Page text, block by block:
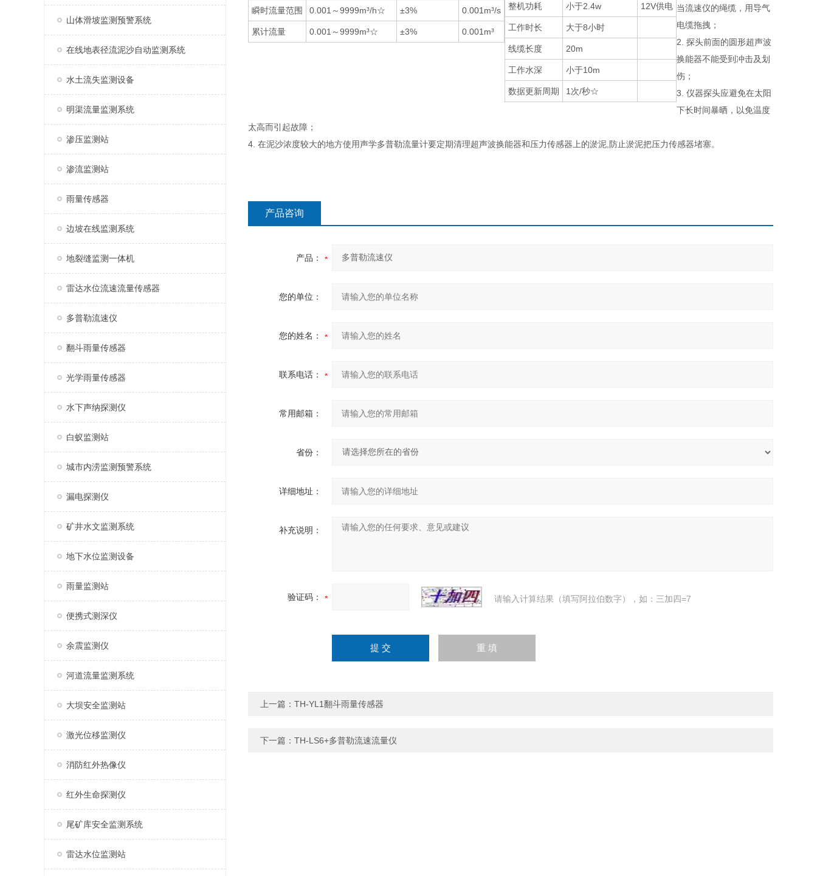
山体滑坡监测预警系统
在线地表径流泥沙自动监测系统
水土流失监测设备
明渠流量监测系统
渗压监测站
渗流监测站
雨量传感器
边坡在线监测系统
地裂缝监测一体机
雷达水位流速流量传感器
多普勒流速仪
翻斗雨量传感器
光学雨量传感器
水下声纳探测仪
白蚁监测站
城市内涝监测预警系统
漏电探测仪
矿井水文监测系统
地下水位监测设备
雨量监测站
便携式测深仪
余震监测仪
河道流量监测系统
大坝安全监测站
激光位移监测仪
消防红外热像仪
红外生命探测仪
尾矿库安全监测系统
雷达水位监测站
瞬时流量范围 0.001～9999m³/h☆ ±3% 0.001m³/s
累计流量 0.001～9999m³☆ ±3% 0.001m³
整机功耗 小于2.4w 12V供电
工作时长 大于8小时
线缆长度 20m
工作水深 小于10m
数据更新周期 1次/秒☆
当流速仪的绳缆，用导气
电缆拖拽；
2. 探头前面的圆形超声波
换能器不能受到冲击及划
伤；
3. 仪器探头应避免在太阳
下长时间暴晒，以免温度
太高而引起故障；
4. 在泥沙浓度较大的地方使用声学多普勒流量计要定期清理超声波换能器和压力传感器上的淤泥,防止淤泥把压力传感器堵塞。
产品咨询
产品：
您的单位：
您的姓名：
联系电话：
常用邮箱：
省份：
详细地址：
补充说明：
验证码： 请输入计算结果（填写阿拉伯数字），如：三加四=7
上一篇： TH-YL1翻斗雨量传感器
下一篇： TH-LS6+多普勒流速流量仪